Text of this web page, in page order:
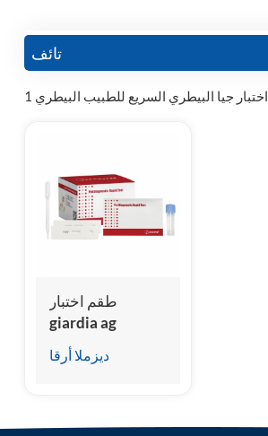
تائف
طقم اختبار
giardia ag
ديزملا أرقا